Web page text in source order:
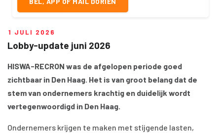
1 JULI 2026
Lobby-update juni 2026
HISWA-RECRON was de afgelopen periode goed
zichtbaar in Den Haag. Het is van groot belang dat de
stem van ondernemers krachtig en duidelijk wordt
vertegenwoordigd in Den Haag.
Ondernemers krijgen te maken met stijgende lasten,